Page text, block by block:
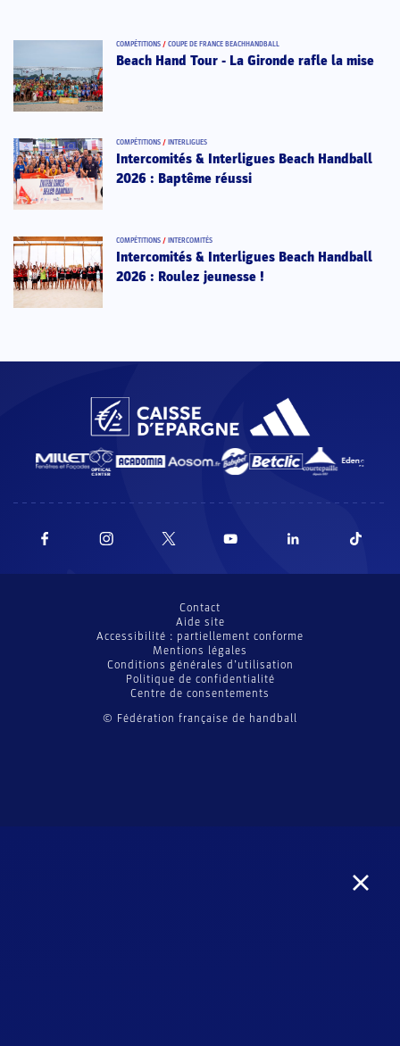
COMPÉTITIONS / COUPE DE FRANCE BEACHHANDBALL
Beach Hand Tour - La Gironde rafle la mise
COMPÉTITIONS / INTERLIGUES
Intercomités & Interligues Beach Handball
2026 : Baptême réussi
COMPÉTITIONS / INTERCOMITÉS
Intercomités & Interligues Beach Handball
2026 : Roulez jeunesse !
© Fédération française de handball
Contact
Aide site
Accessibilité : partiellement conforme
Mentions légales
Conditions générales d’utilisation
Politique de confidentialité
Centre de consentements